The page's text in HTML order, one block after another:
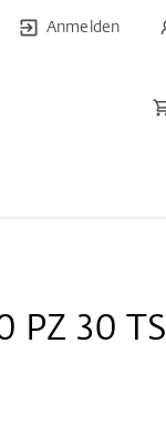
Anmelden
PZ 30 TS